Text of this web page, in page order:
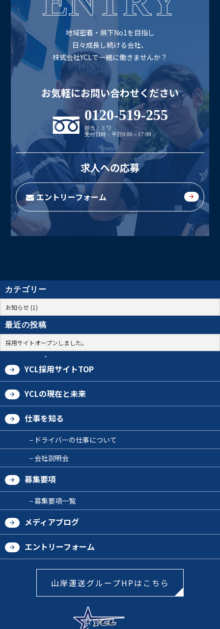
地域密着・県下No1を目指し
日々成長し続ける会社、
株式会社YCLで一緒に働きませんか？
お気軽にお問い合わせください
0120-519-255
担当：ミワ
受付日時：平日9:00～17:00
求人への応募
エントリーフォーム
カテゴリー
お知らせ (1)
最近の投稿
採用サイトオープンしました。
YCL採用サイトTOP
YCLの現在と未来
仕事を知る
ドライバーの仕事について
会社説明会
募集要項
募集要項一覧
メディアブログ
エントリーフォーム
山岸運送グループHPはこちら